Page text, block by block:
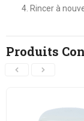
Rincer à
Produits